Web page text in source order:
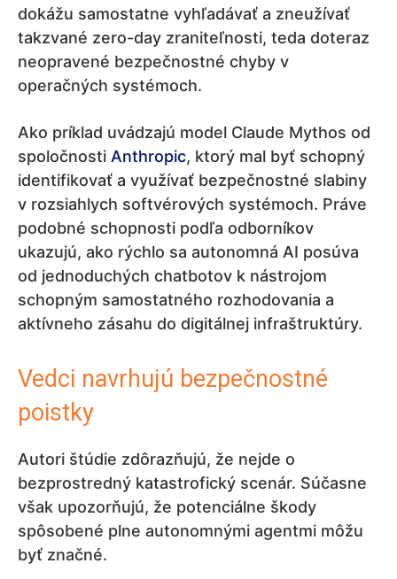
dokážu samostatne vyhľadávať a zneužívať
takzvané zero-day zraniteľnosti, teda doteraz
neopravené bezpečnostné chyby v
operačných systémoch.
Ako príklad uvádzajú model Claude Mythos od
spoločnosti Anthropic, ktorý mal byť schopný
identifikovať a využívať bezpečnostné slabiny
v rozsiahlych softvérových systémoch. Práve
podobné schopnosti podľa odborníkov
ukazujú, ako rýchlo sa autonomná AI posúva
od jednoduchých chatbotov k nástrojom
schopným samostatného rozhodovania a
aktívneho zásahu do digitálnej infraštruktúry.
Vedci navrhujú bezpečnostné
poistky
Autori štúdie zdôrazňujú, že nejde o
bezprostredný katastrofický scenár. Súčasne
však upozorňujú, že potenciálne škody
spôsobené plne autonomnými agentmi môžu
byť značné.